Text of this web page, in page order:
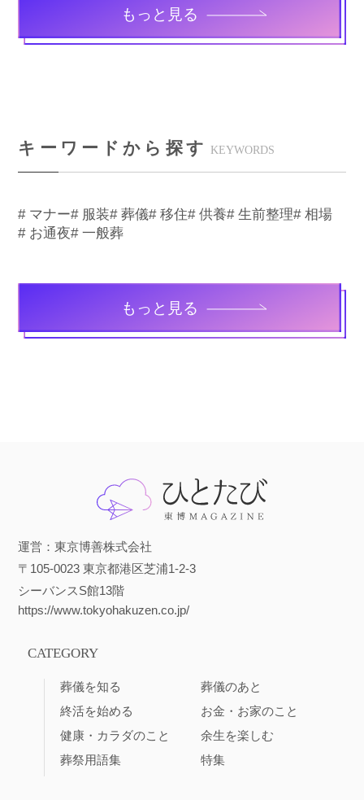
もっと見る
キーワードから探す KEYWORDS
# マナー# 服装# 葬儀# 移住# 供養# 生前整理# 相場
# お通夜# 一般葬
もっと見る
運営：東京博善株式会社
〒105-0023 東京都港区芝浦1-2-3
シーバンスS館13階
https://www.tokyohakuzen.co.jp/
CATEGORY
葬儀を知る
葬儀のあと
終活を始める
お金・お家のこと
健康・カラダのこと
余生を楽しむ
葬祭用語集
特集